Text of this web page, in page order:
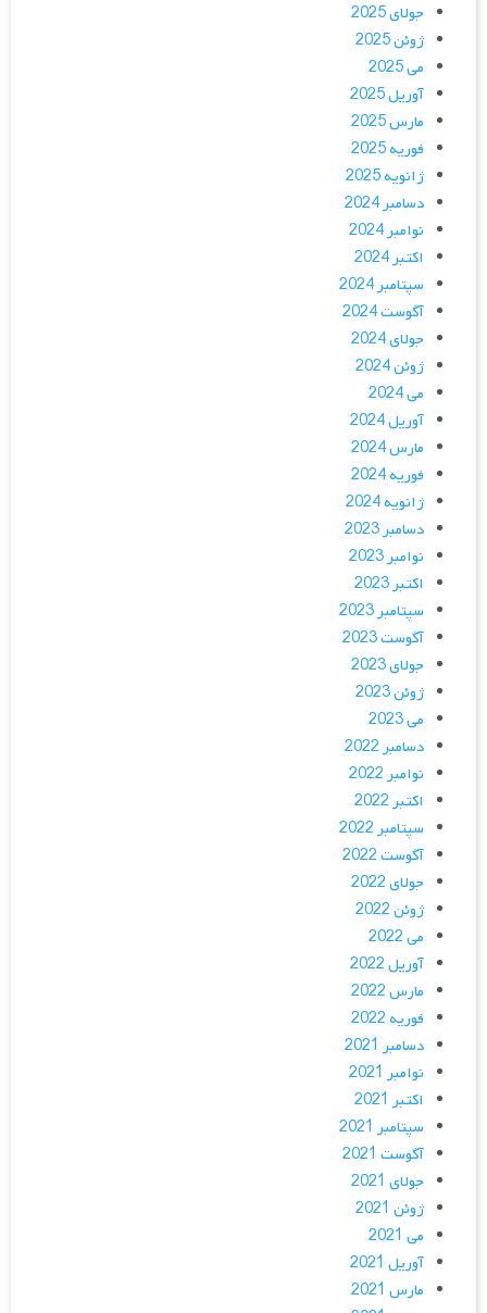
جولای 2025
ژوئن 2025
می 2025
آوریل 2025
مارس 2025
فوریه 2025
ژانویه 2025
دسامبر 2024
نوامبر 2024
اکتبر 2024
سپتامبر 2024
آگوست 2024
جولای 2024
ژوئن 2024
می 2024
آوریل 2024
مارس 2024
فوریه 2024
ژانویه 2024
دسامبر 2023
نوامبر 2023
اکتبر 2023
سپتامبر 2023
آگوست 2023
جولای 2023
ژوئن 2023
می 2023
دسامبر 2022
نوامبر 2022
اکتبر 2022
سپتامبر 2022
آگوست 2022
جولای 2022
ژوئن 2022
می 2022
آوریل 2022
مارس 2022
فوریه 2022
دسامبر 2021
نوامبر 2021
اکتبر 2021
سپتامبر 2021
آگوست 2021
جولای 2021
ژوئن 2021
می 2021
آوریل 2021
مارس 2021